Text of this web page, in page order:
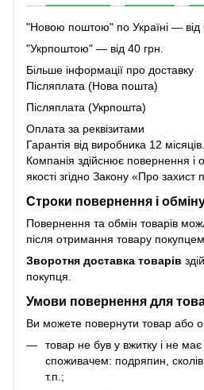
"Новою поштою" по Україні — від
"Укрпоштою" — від 40 грн.
Більше інформації про доставку
Післяплата (Нова пошта)
Післяплата (Укрпошта)
Оплата за реквізитами
Гарантія від виробника 12 місяців.
Компанія здійснює повернення і
якості згідно Закону «Про захист
Строки повернення і
Повернення та обмін товарів
після отримання товару покупцем.
Зворотня доставка товарів
покупця.
Умови повернення для
Ви можете повернути товар або
товар не був у вжитку і не має
споживачем: подряпин,
т.п.;